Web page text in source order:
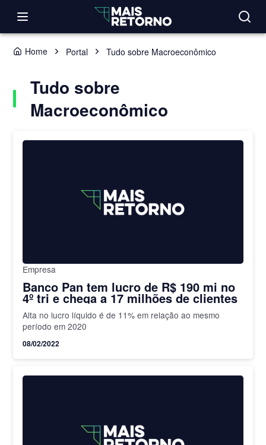
Home Portal Tudo sobre Macroeconômico
Tudo sobre
Macroeconômico
Empresa
Banco Pan tem lucro de R$ 190 mi no
4º tri e chega a 17 milhões de clientes
Alta no lucro líquido é de 11% em relação ao mesmo
período em 2020
08/02/2022